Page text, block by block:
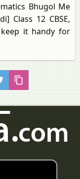
Bhugol Me
Class 12 CBSE,
it handy for